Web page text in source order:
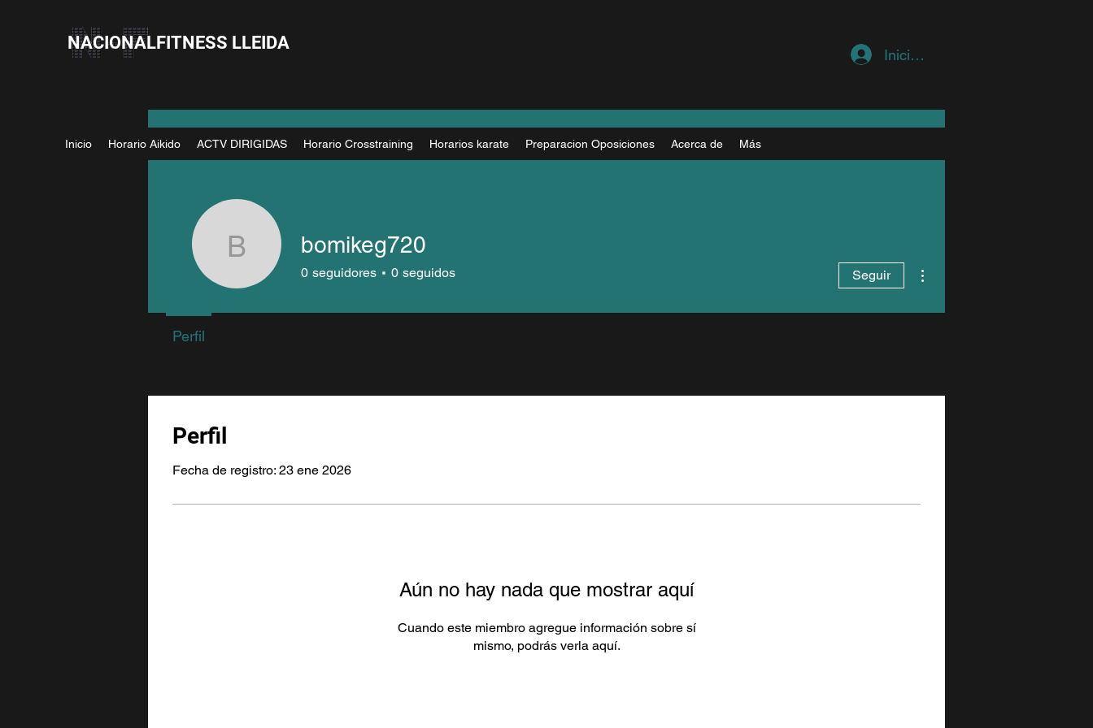
NACIONALFITNESS LLEIDA
Inicio Horario Aikido ACTV DIRIGIDAS Horario Crosstraining Horarios karate Preparacion Oposiciones Acerca de Más
Iniciar sesión
Perfil
Fecha de registro: 23 ene 2026
Aún no hay nada que mostrar aquí
Cuando este miembro agregue información sobre sí
mismo, podrás verla aquí.
bomikeg720
bomikeg720
0 seguidores 0 seguidos Seguir
Perfil